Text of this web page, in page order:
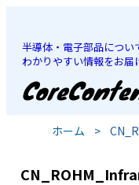
半導体・電子部品につい
わかりやすい情報をお届
JP
ホーム >